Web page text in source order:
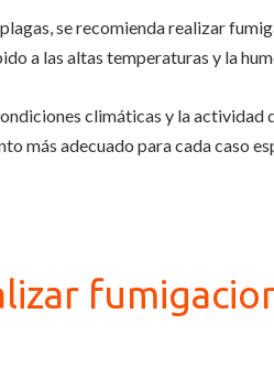
se recomienda realizar
a las altas temperaturas y la
climáticas y la actividad
más adecuado para cada caso